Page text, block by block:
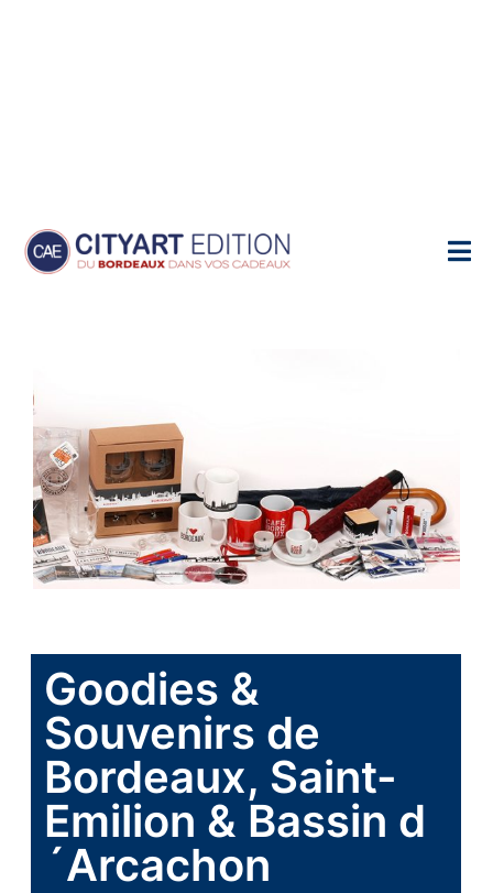
Home Goodies et Souvenirs
Goodies &
Souvenirs de
Bordeaux, Saint-
Emilion & Bassin d
´Arcachon